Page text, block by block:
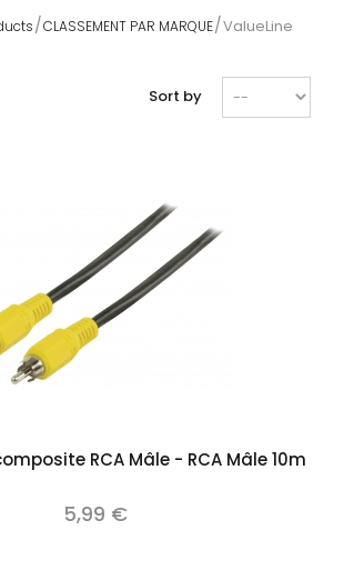
CLASSEMENT PAR MARQUE ValueLine
Sort by
RCA Mâle - RCA Mâle 10m
5,99 €